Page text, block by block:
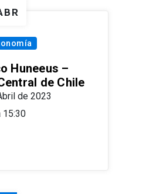
Huneeus –
de Chile
de 2023
15:30